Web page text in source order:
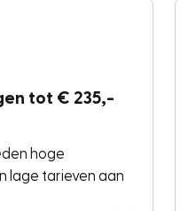
tot € 235,-
hoge
lage tarieven aan